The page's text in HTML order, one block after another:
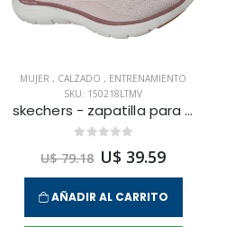
MUJER, CALZADO, ENTRENAMIENTO
SKU: 150218LTMV
skechers - zapatilla para entrenamiento flex appeal 5.0 para mujer
U$ 79.18 U$ 39.59
AÑADIR AL CARRITO